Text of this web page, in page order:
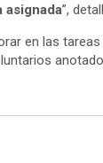
asignada”,
en las tareas